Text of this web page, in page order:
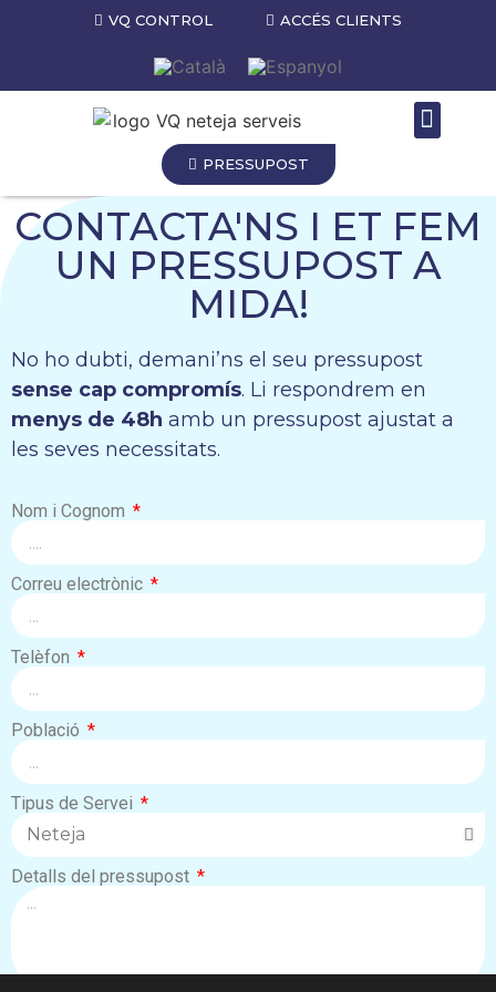
VQ CONTROL ACCÉS CLIENTS
PRESSUPOST
CONTACTA'NS I ET FEM
UN PRESSUPOST A
MIDA!
No ho dubti, demani’ns el seu pressupost
sense cap compromís. Li respondrem en
menys de 48h amb un pressupost ajustat a
les seves necessitats.
Nom i Cognom
Correu electrònic
Telèfon
Població
Tipus de Servei
Detalls del pressupost